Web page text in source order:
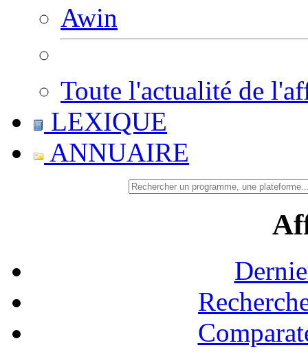
Awin
Toute l'actualité de
LEXIQUE
ANNUAIRE